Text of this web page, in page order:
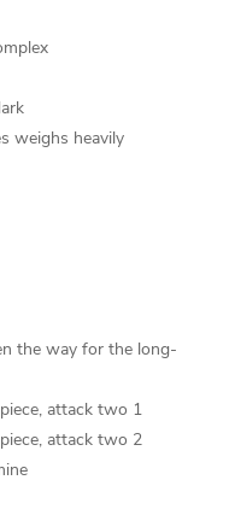
weighs heavily
the way for the long-
attack two 1
attack two 2